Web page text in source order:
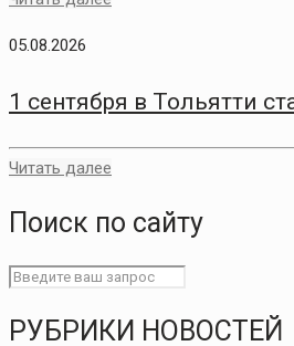
05.08.2026
1 сентября в Тольятти
Читать далее
Поиск по сайту
РУБРИКИ НОВОСТЕЙ